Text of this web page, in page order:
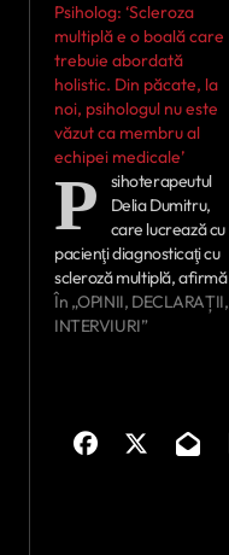
Psiholog: ‘Scleroza
multiplă e o boală care
trebuie abordată
holistic. Din păcate, la
noi, psihologul nu este
văzut ca membru al
echipei medicale’
P
sihoterapeutul
Delia Dumitru,
care lucrează cu
pacienţi diagnosticaţi cu
scleroză multiplă, afirmă
că această afecţiune
trebuie abordată de o
păcate, la noi, psihologul
În „OPINII, DECLARAȚII,
INTERVIURI”